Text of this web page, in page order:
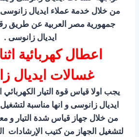
من خلال خدمة عملاء ايديال
جمهورية مصر العربية عن طريق
ايديال زانوسى .
اعطال كهربائية
غسالات ايديال
يجب اولا قياس قوة التيار
ايديال زانوسى و انها مناسبة
من خلال جهاز قياس شدة التيار و
لتشغيل الجهاز من كتيب الإرشادات